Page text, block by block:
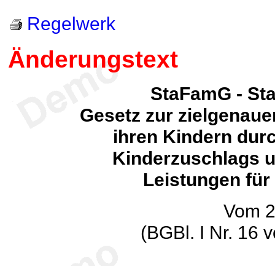
Regelwerk
Änderungstext
StaFamG -
Gesetz zur
ihren Kindern
Kinderzuschlags
Leistungen
Vom
(BGBl. I Nr. 16